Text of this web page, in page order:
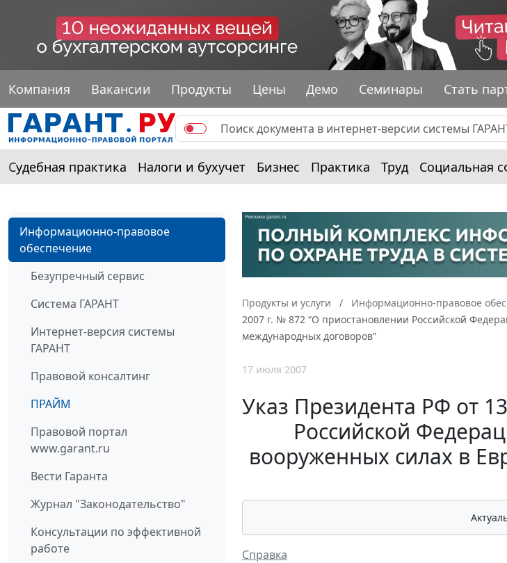
Компания Вакансии Продукты Цены Демо Семинары Стать
Судебная практика Налоги и бухучет Бизнес Практика Труд Социальная
Информационно-правовое
обеспечение
Безупречный сервис
Система ГАРАНТ
Интернет-версия системы
ГАРАНТ
Правовой консалтинг
ПРАЙМ
Правовой портал
www.garant.ru
Вести Гаранта
Журнал "Законодательство"
Консультации по эффективной
работе
Продукты и услуги Информационно-правовое
2007 г. № 872 “О приостановлении Российской
международных договоров”
17 июля 2007
Указ Президента РФ от
Российской
вооруженных силах в
Справка